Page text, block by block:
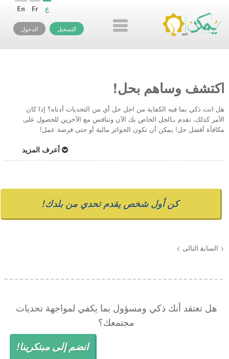
En Fr ع
التسجيل الدخول
اكتشف وساهم بحل!
هل انت ذكي بما فيه الكفاية من اجل حل أي من التحديات أدناه؟ إذا كان
الأمر كذلك، تقدم بـالحل الخاص بك الآن وتنافس مع الآخرين للحصول على
مكافأة أفضل حل! يمكن أن تكون الجوائز مالية أو حتى فرصة عمل!
أعرف المزيد
كن أول شخص يقدم تحدي من بلدك!
< السابق التالى >
هل تعتقد أنك ذكي ومسؤول بما يكفي لمواجهة تحديات
مجتمعك؟
انضم إلى مبتكرينا!